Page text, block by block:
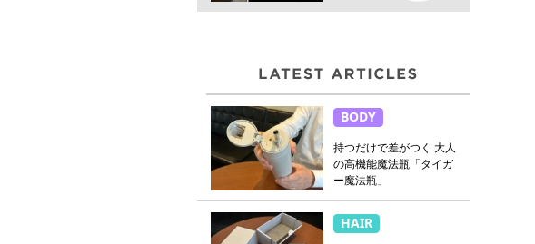
BODY
持つだけで差がつく 大人
の高機能魔法瓶「タイガ
ー魔法瓶」
HAIR